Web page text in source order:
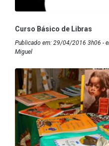
Curso Básico de Libras
Publicado em: 29/04/2016 3h06 -
Miguel